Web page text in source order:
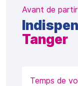
Avant de partir
Tanger
Temps de